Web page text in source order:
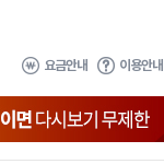
요금안내 이용안내